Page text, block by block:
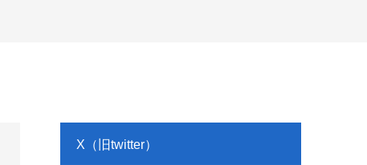
X（旧twitter）